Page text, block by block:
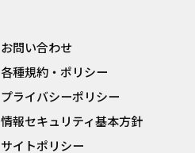
お問い合わせ
各種規約・ポリシー
プライバシーポリシー
情報セキュリティ基本方針
サイトポリシー